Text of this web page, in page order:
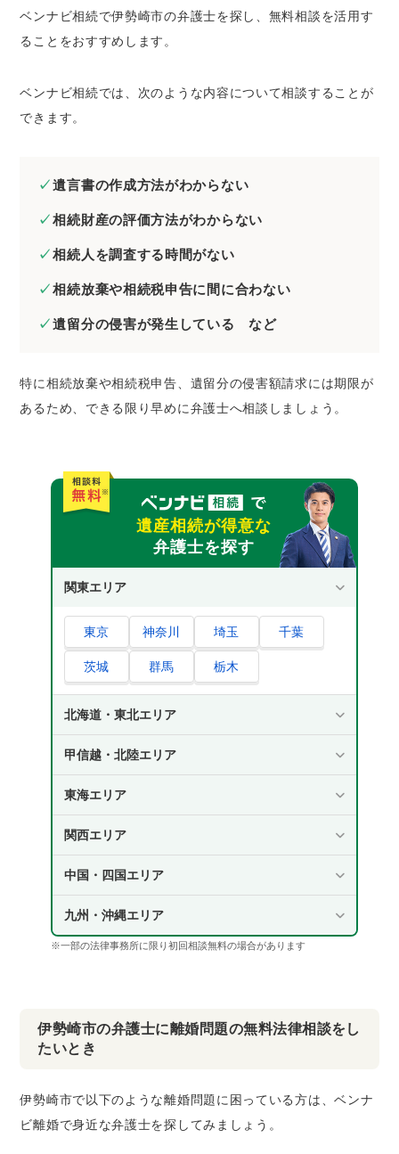
ベンナビ相続で伊勢崎市の弁護士を探し、無料相談を活用す
ることをおすすめします。
ベンナビ相続では、次のような内容について相談することが
できます。
遺言書の作成方法がわからない
相続財産の評価方法がわからない
相続人を調査する時間がない
相続放棄や相続税申告に間に合わない
遺留分の侵害が発生している など
特に相続放棄や相続税申告、遺留分の侵害額請求には期限が
あるため、できる限り早めに弁護士へ相談しましょう。
遺産相続が得意な
弁護士を探す
関東エリア
東京 神奈川 埼玉 千葉
茨城 群馬 栃木
北海道・東北エリア
甲信越・北陸エリア
東海エリア
関西エリア
中国・四国エリア
九州・沖縄エリア
※一部の法律事務所に限り初回相談無料の場合があります
伊勢崎市の弁護士に離婚問題の無料法律相談をし
たいとき
伊勢崎市で以下のような離婚問題に困っている方は、ベンナ
ビ離婚で身近な弁護士を探してみましょう。